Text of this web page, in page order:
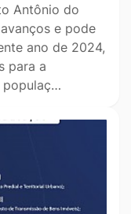
Antônio do
e pode
ano de 2024,
para a
populaç…